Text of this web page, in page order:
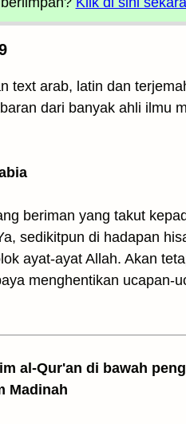
text arab, latin dan
dari banyak ahli ilmu
beriman yang takut
sedikitpun di hadapan
ayat-ayat Allah. Akan
menghentikan ucapan-
al-Qur'an di bawah
Madinah